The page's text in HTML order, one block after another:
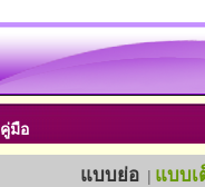
คู่มือ
แบบย่อ | แบบเ